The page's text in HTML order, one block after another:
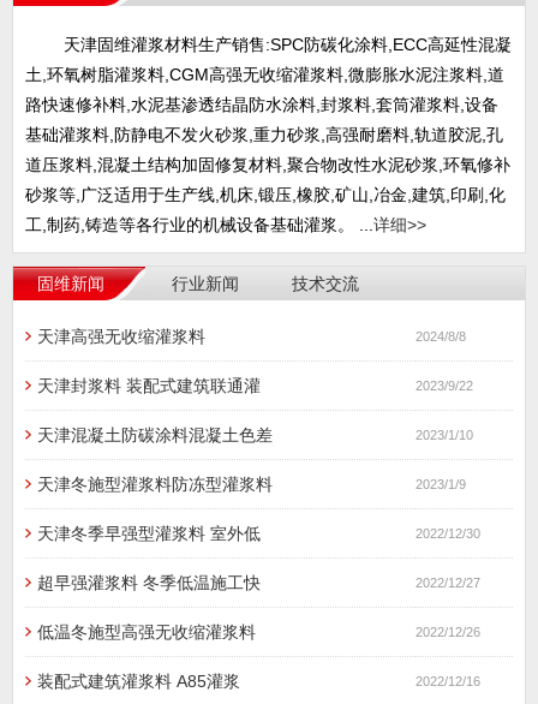
天津固维灌浆材料生产销售:SPC防碳化涂料,ECC高延性混凝
土,环氧树脂灌浆料,CGM高强无收缩灌浆料,微膨胀水泥注浆料,道
路快速修补料,水泥基渗透结晶防水涂料,封浆料,套筒灌浆料,设备
基础灌浆料,防静电不发火砂浆,重力砂浆,高强耐磨料,轨道胶泥,孔
道压浆料,混凝土结构加固修复材料,聚合物改性水泥砂浆,环氧修补
砂浆等,广泛适用于生产线,机床,锻压,橡胶,矿山,冶金,建筑,印刷,化
工,制药,铸造等各行业的机械设备基础灌浆。 ... 详细>>
固维新闻 行业新闻 技术交流
天津高强无收缩灌浆料 2024/8/8
天津封浆料 装配式建筑联通灌 2023/9/22
天津混凝土防碳涂料混凝土色差 2023/1/10
天津冬施型灌浆料防冻型灌浆料 2023/1/9
天津冬季早强型灌浆料 室外低 2022/12/30
超早强灌浆料 冬季低温施工快 2022/12/27
低温冬施型高强无收缩灌浆料 2022/12/26
装配式建筑灌浆料 A85灌浆 2022/12/16